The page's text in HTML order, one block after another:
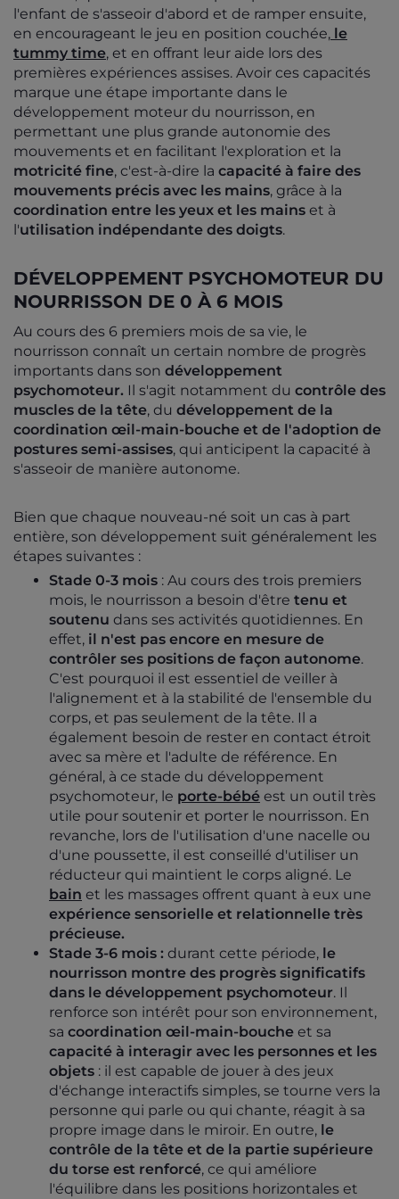
l'enfant de s'asseoir d'abord et de ramper ensuite,
en encourageant le jeu en position couchée, le
tummy time, et en offrant leur aide lors des
premières expériences assises. Avoir ces capacités
marque une étape importante dans le
développement moteur du nourrisson, en
permettant une plus grande autonomie des
mouvements et en facilitant l'exploration et la
motricité fine, c'est-à-dire la capacité à faire des
mouvements précis avec les mains, grâce à la
coordination entre les yeux et les mains et à
l'utilisation indépendante des doigts.
DÉVELOPPEMENT PSYCHOMOTEUR DU
NOURRISSON DE 0 À 6 MOIS
Au cours des 6 premiers mois de sa vie, le
nourrisson connaît un certain nombre de progrès
importants dans son développement
psychomoteur. Il s'agit notamment du contrôle des
muscles de la tête, du développement de la
coordination œil-main-bouche et de l'adoption de
postures semi-assises, qui anticipent la capacité à
s'asseoir de manière autonome.
Bien que chaque nouveau-né soit un cas à part
entière, son développement suit généralement les
étapes suivantes :
Stade 0-3 mois : Au cours des trois premiers
mois, le nourrisson a besoin d'être tenu et
soutenu dans ses activités quotidiennes. En
effet, il n'est pas encore en mesure de
contrôler ses positions de façon autonome.
C'est pourquoi il est essentiel de veiller à
l'alignement et à la stabilité de l'ensemble du
corps, et pas seulement de la tête. Il a
également besoin de rester en contact étroit
avec sa mère et l'adulte de référence. En
général, à ce stade du développement
psychomoteur, le porte-bébé est un outil très
utile pour soutenir et porter le nourrisson. En
revanche, lors de l'utilisation d'une nacelle ou
d'une poussette, il est conseillé d'utiliser un
réducteur qui maintient le corps aligné. Le
bain et les massages offrent quant à eux une
expérience sensorielle et relationnelle très
précieuse.
Stade 3-6 mois : durant cette période, le
nourrisson montre des progrès significatifs
dans le développement psychomoteur. Il
renforce son intérêt pour son environnement,
sa coordination œil-main-bouche et sa
capacité à interagir avec les personnes et les
objets : il est capable de jouer à des jeux
d'échange interactifs simples, se tourne vers la
personne qui parle ou qui chante, réagit à sa
propre image dans le miroir. En outre, le
contrôle de la tête et de la partie supérieure
du torse est renforcé, ce qui améliore
l'équilibre dans les positions horizontales et